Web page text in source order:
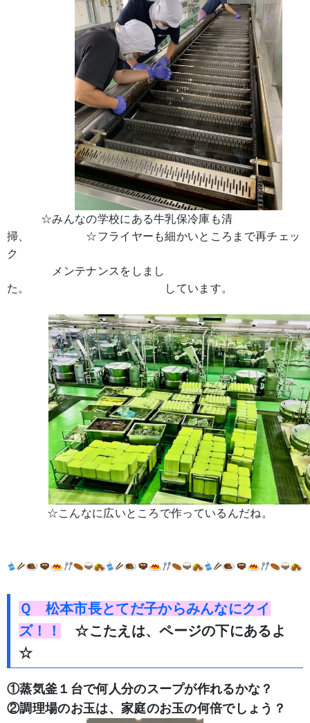
☆みんなの学校にある牛乳保冷庫も清
掃、 ☆フライヤーも細かいところまで再チェッ
ク
メンテナンスをしまし
た。 しています。
☆こんなに広いところで作っているんだね。
Ｑ 松本市長とてだ子からみんなにクイ
ズ！！
☆こたえは、ページの下にあるよ
☆
①蒸気釜１台で何人分のスープが作れるかな？
②調理場のお玉は、家庭のお玉の何倍でしょう？